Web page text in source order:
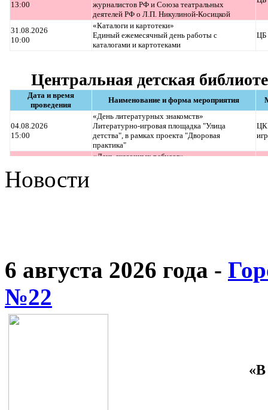
Новости
6 августа 2026 года -
№22
«В